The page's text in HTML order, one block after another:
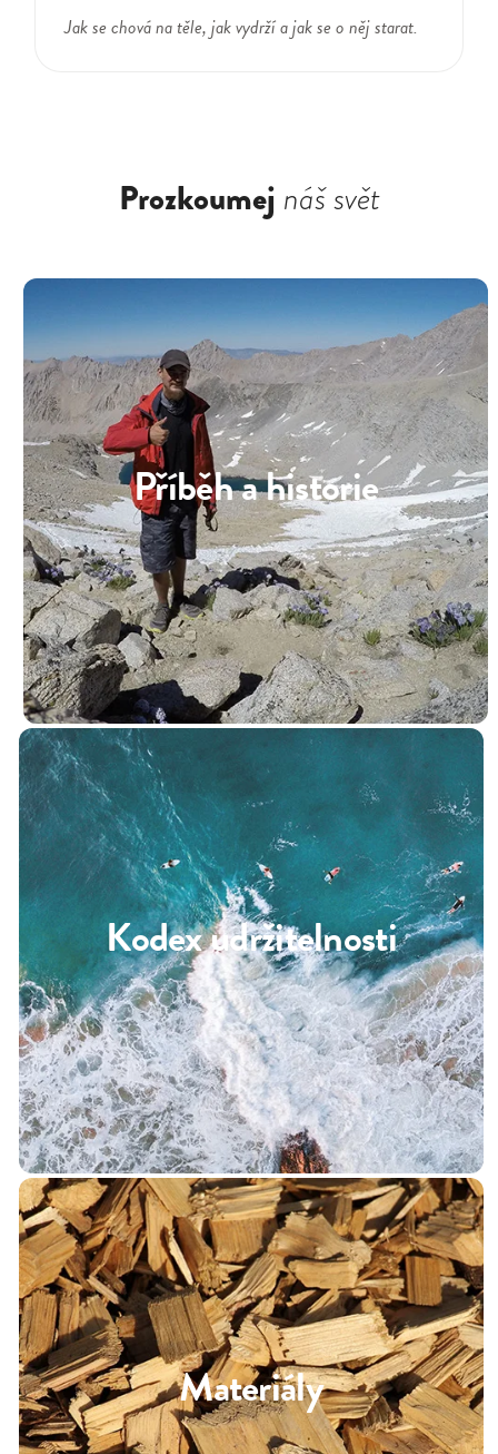
Jak se chová na těle, jak vydrží a jak se o něj starat.
Prozkoumej náš svět
Materiály
Kodex udržitelnosti
Příběh a historie